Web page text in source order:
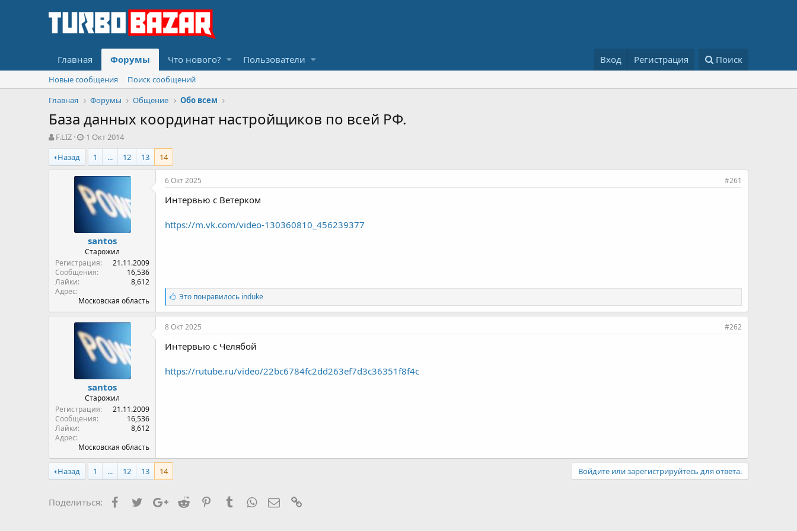
Главная Форумы Что нового? Пользователи Вход Регистрация Поиск
Новые сообщения
Поиск сообщений
Главная
Форумы Общение Обо всем
База данных координат настройщиков по всей РФ.
А
в
т
о
F.LIZ
Д
а
а
н
а
ч
а
а
1 Окт 2014
Назад
1 ... 12 13 14
santos
Старожил
Регистрация
21.11.2009
Сообщения
16,536
Лайки
8,612
Адрес
Московская область
6 Окт 2025 #261
Интервью с Ветерком
https://m.vk.com/video-130360810_456239377
Л
а
й
к
:
Это понравилось induke
santos
Старожил
Регистрация
21.11.2009
Сообщения
16,536
Лайки
8,612
Адрес
Московская область
8 Окт 2025 #262
Интервью с Челябой
https://rutube.ru/video/22bc6784fc2dd263ef7d3c36351f8f4c
Назад 1 ... 12 13 14 Войдите или зарегистрируйтесь для ответа.
Поделиться: FacebookTwitterGoogle+
Reddit PinterestTumblrWhatsAppЭлектронная почта